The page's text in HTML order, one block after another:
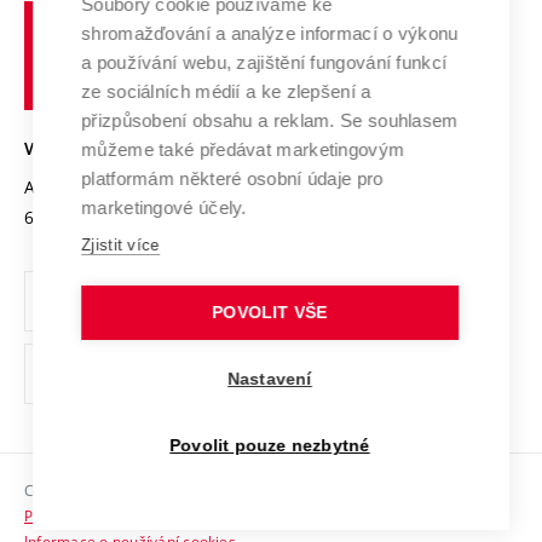
Výzkumné infrastruktury
Transfer znalostí
Open Science
Projekty
Projekty ze strukturálních fondů
Specifický výzkum
Spolupráce se školami
Služby univerzity
Mezinárodní dohody
Univerzitní sítě
Udržitelná univerzita
Podnikavá univerzita / ContriBUTe
Bezpečná univerzita
Vyznamenání
Organizační struktura
Ochrana osobních údajů
odkaz)
Sociální bezpečí
HR Award
učení
technické
VYSOKÉ UČENÍ TECHNICKÉ V BRNĚ
Antonínská 548/1
602 00 Brno
www.vut.cz
vut@vutbr.cz
Copyright © 2026 VUT
Prohlášení o přístupnosti
Soubory cookie používáme ke
shromažďování a analýze informací o výkonu
a používání webu, zajištění fungování funkcí
ze sociálních médií a ke zlepšení a
přizpůsobení obsahu a reklam. Se souhlasem
můžeme také předávat marketingovým
platformám některé osobní údaje pro
marketingové účely.
Zjistit více
POVOLIT VŠE
Nastavení
Povolit pouze nezbytné